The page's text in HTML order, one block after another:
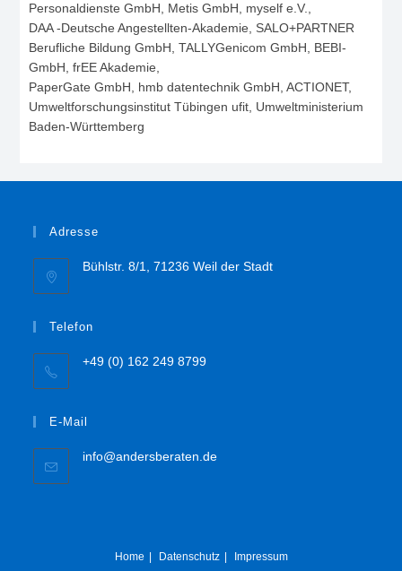
Personaldienste GmbH, Metis GmbH, myself e.V.,
DAA -Deutsche Angestellten-Akademie, SALO+PARTNER
Berufliche Bildung GmbH, TALLYGenicom GmbH, BEBI-
GmbH, frEE Akademie,
PaperGate GmbH, hmb datentechnik GmbH, ACTIONET,
Umweltforschungsinstitut Tübingen ufit, Umweltministerium
Baden-Württemberg
Adresse
Bühlstr. 8/1, 71236 Weil der Stadt
Telefon
+49 (0) 162 249 8799
E-Mail
info@andersberaten.de
Home Datenschutz Impressum